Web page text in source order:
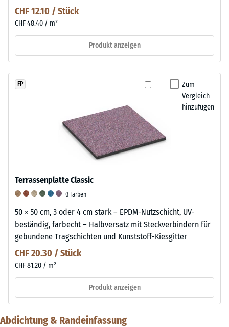
CHF 12.10 / Stück
CHF 48.40 / m²
Produkt anzeigen
Zum
Vergleich
hinzufügen
FP
Terrassenplatte Classic
+3 Farben
50 × 50 cm, 3 oder 4 cm stark – EPDM-Nutzschicht, UV-
beständig, farbecht – Halbversatz mit Steckverbindern für
gebundene Tragschichten und Kunststoff-Kiesgitter
CHF 20.30 / Stück
CHF 81.20 / m²
Produkt anzeigen
Abdichtung & Randeinfassung